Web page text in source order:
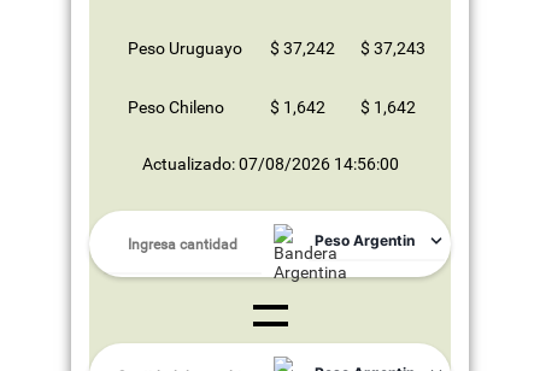
Peso Uruguayo $ 37,242 $ 37,243
Peso Chileno $ 1,642 $ 1,642
Actualizado: 07/08/2026 14:56:00